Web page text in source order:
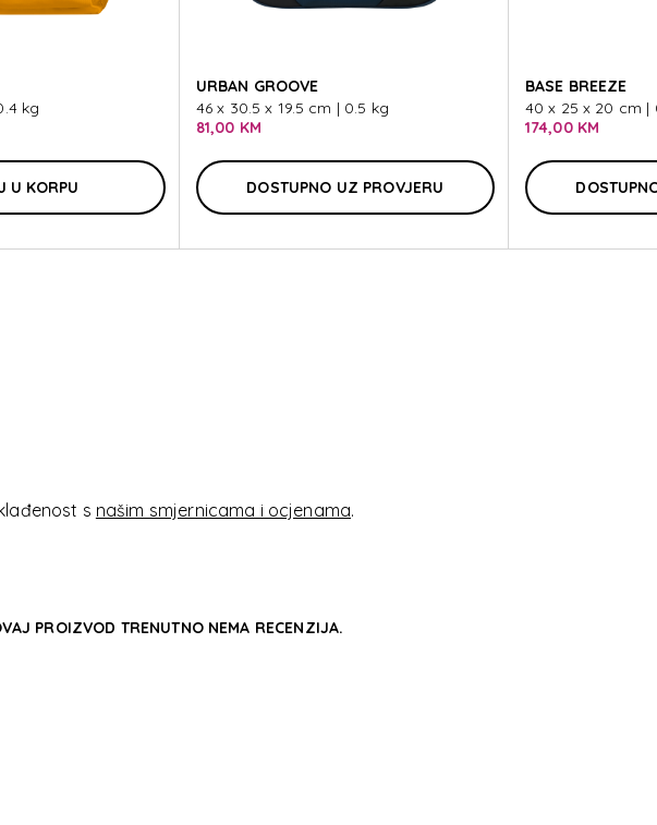
kg
U KORPU
URBAN GROOVE
46 x 30.5 x 19.5 cm | 0.5 kg
81,00 KM
DOSTUPNO UZ PROVJERU
BASE BREEZE
40 x 25 x 20 cm |
174,00 KM
s našim smjernicama i ocjenama.
PROIZVOD TRENUTNO NEMA RECENZIJA.